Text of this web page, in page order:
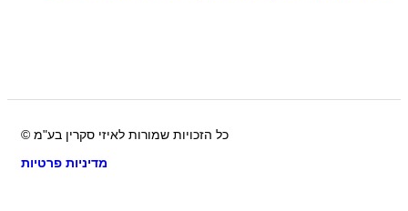
כל הזכויות שמורות לאיזי סקרין בע"מ ©
מדיניות פרטיות